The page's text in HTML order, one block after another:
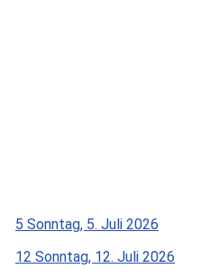
5 Sonntag, 5. Juli 2026
12 Sonntag, 12. Juli 2026